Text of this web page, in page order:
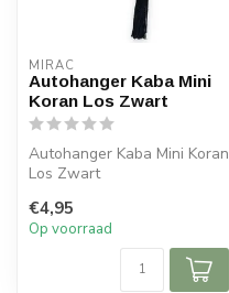
MIRAC
Autohanger Kaba Mini
Koran Los Zwart
Autohanger Kaba Mini Koran
Los Zwart
Afmetingen: 5,5x5 cm (lxb)
€4,95
Op voorraad